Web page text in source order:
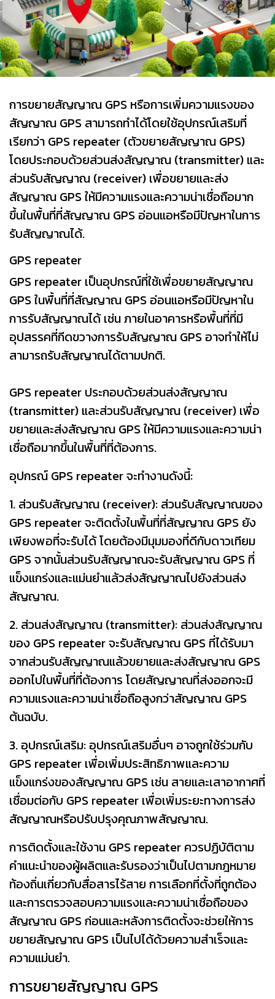
การขยายสัญญาณ GPS หรือการเพิ่มความแรงของ
สัญญาณ GPS สามารถทำได้โดยใช้อุปกรณ์เสริมที่
เรียกว่า GPS repeater (ตัวขยายสัญญาณ GPS)
โดยประกอบด้วยส่วนส่งสัญญาณ (transmitter) และ
ส่วนรับสัญญาณ (receiver) เพื่อขยายและส่ง
สัญญาณ GPS ให้มีความแรงและความน่าเชื่อถือมาก
ขึ้นในพื้นที่ที่สัญญาณ GPS อ่อนแอหรือมีปัญหาในการ
รับสัญญาณได้.
GPS repeater
GPS repeater เป็นอุปกรณ์ที่ใช้เพื่อขยายสัญญาณ
GPS ในพื้นที่ที่สัญญาณ GPS อ่อนแอหรือมีปัญหาใน
การรับสัญญาณได้ เช่น ภายในอาคารหรือพื้นที่ที่มี
อุปสรรคที่กีดขวางการรับสัญญาณ GPS อาจทำให้ไม่
สามารถรับสัญญาณได้ตามปกติ.
GPS repeater ประกอบด้วยส่วนส่งสัญญาณ
(transmitter) และส่วนรับสัญญาณ (receiver) เพื่อ
ขยายและส่งสัญญาณ GPS ให้มีความแรงและความน่า
เชื่อถือมากขึ้นในพื้นที่ที่ต้องการ.
อุปกรณ์ GPS repeater จะทำงานดังนี้:
1. ส่วนรับสัญญาณ (receiver): ส่วนรับสัญญาณของ
GPS repeater จะติดตั้งในพื้นที่ที่สัญญาณ GPS ยัง
เพียงพอที่จะรับได้ โดยต้องมีมุมมองที่ดีกับดาวเทียม
GPS จากนั้นส่วนรับสัญญาณจะรับสัญญาณ GPS ที่
แข็งแกร่งและแม่นยำแล้วส่งสัญญาณไปยังส่วนส่ง
สัญญาณ.
2. ส่วนส่งสัญญาณ (transmitter): ส่วนส่งสัญญาณ
ของ GPS repeater จะรับสัญญาณ GPS ที่ได้รับมา
จากส่วนรับสัญญาณแล้วขยายและส่งสัญญาณ GPS
ออกไปในพื้นที่ที่ต้องการ โดยสัญญาณที่ส่งออกจะมี
ความแรงและความน่าเชื่อถือสูงกว่าสัญญาณ GPS
ต้นฉบับ.
3. อุปกรณ์เสริม: อุปกรณ์เสริมอื่นๆ อาจถูกใช้ร่วมกับ
GPS repeater เพื่อเพิ่มประสิทธิภาพและความ
แข็งแกร่งของสัญญาณ GPS เช่น สายและเสาอากาศที่
เชื่อมต่อกับ GPS repeater เพื่อเพิ่มระยะทางการส่ง
สัญญาณหรือปรับปรุงคุณภาพสัญญาณ.
การติดตั้งและใช้งาน GPS repeater ควรปฏิบัติตาม
คำแนะนำของผู้ผลิตและรับรองว่าเป็นไปตามกฎหมาย
ท้องถิ่นเกี่ยวกับสื่อสารไร้สาย การเลือกที่ตั้งที่ถูกต้อง
และการตรวจสอบความแรงและความน่าเชื่อถือของ
สัญญาณ GPS ก่อนและหลังการติดตั้งจะช่วยให้การ
ขยายสัญญาณ GPS เป็นไปได้ด้วยความสำเร็จและ
ความแม่นยำ.
การขยายสัญญาณ GPS